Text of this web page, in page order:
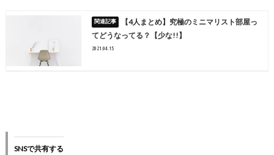
【4人まとめ】究極のミニマリスト部屋っ
てどうなってる？【少な!!】
2021.04.15
SNSで共有する